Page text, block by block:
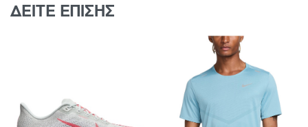
ΔΕΙΤΕ ΕΠΙΣΗΣ